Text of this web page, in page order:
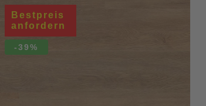
Bestpreis
anfordern
-39%